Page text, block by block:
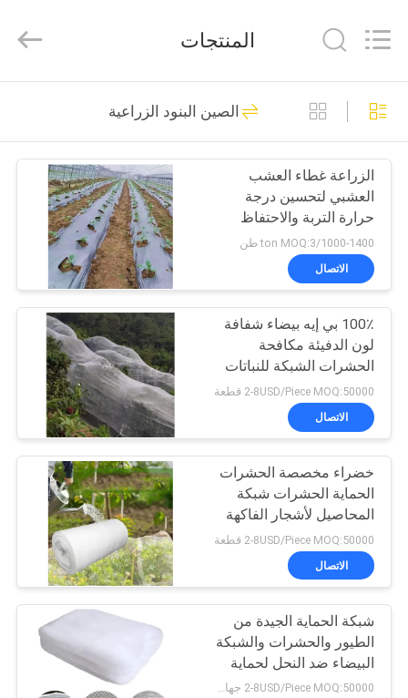
المنزل
المنتجات
فيديوهات
معلومات
عنا
جولة
المصنع
مراقبة
الجودة
اتصل
بنا
أخبار
and
Exporting
Rights
فيلم معدني
50
فيلم BOPP المعدني
36
فيلم CPP المعدني
15
33
المنتجات
الصين البنود الزراعية
الزراعة غطاء العشب
العشبي لتحسين درجة
حرارة التربة والاحتفاظ
بالرطوبة V6
1000-1400/ton MOQ:3 طن
الاتصال
100٪ بي إيه بيضاء شفافة
لون الدفيئة مكافحة
الحشرات الشبكة للنباتات
والعنب
2-8USD/Piece MOQ:50000 قطعة
الاتصال
خضراء مخصصة الحشرات
الحماية الحشرات شبكة
المحاصيل لأشجار الفاكهة
حدائق الخضروات منزل
مصنع
2-8USD/Piece MOQ:50000 قطعة
الاتصال
شبكة الحماية الجيدة من
الطيور والحشرات والشبكة
البيضاء ضد النحل لحماية
محاصيل الأشجار
2-8USD/Piece MOQ:50000 جهاز كمبيوتر شخصى